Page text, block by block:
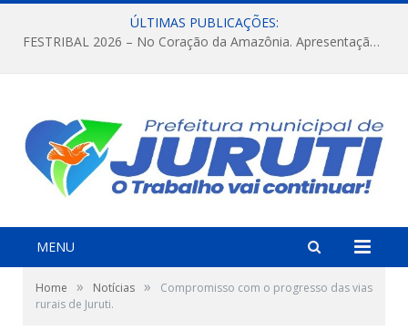
ÚLTIMAS PUBLICAÇÕES:
FESTRIBAL 2026 – No Coração da Amazônia. Apresentação da Munduruku.
MENU
Home » Notícias »
Compromisso com o progresso das vias
rurais de Juruti.